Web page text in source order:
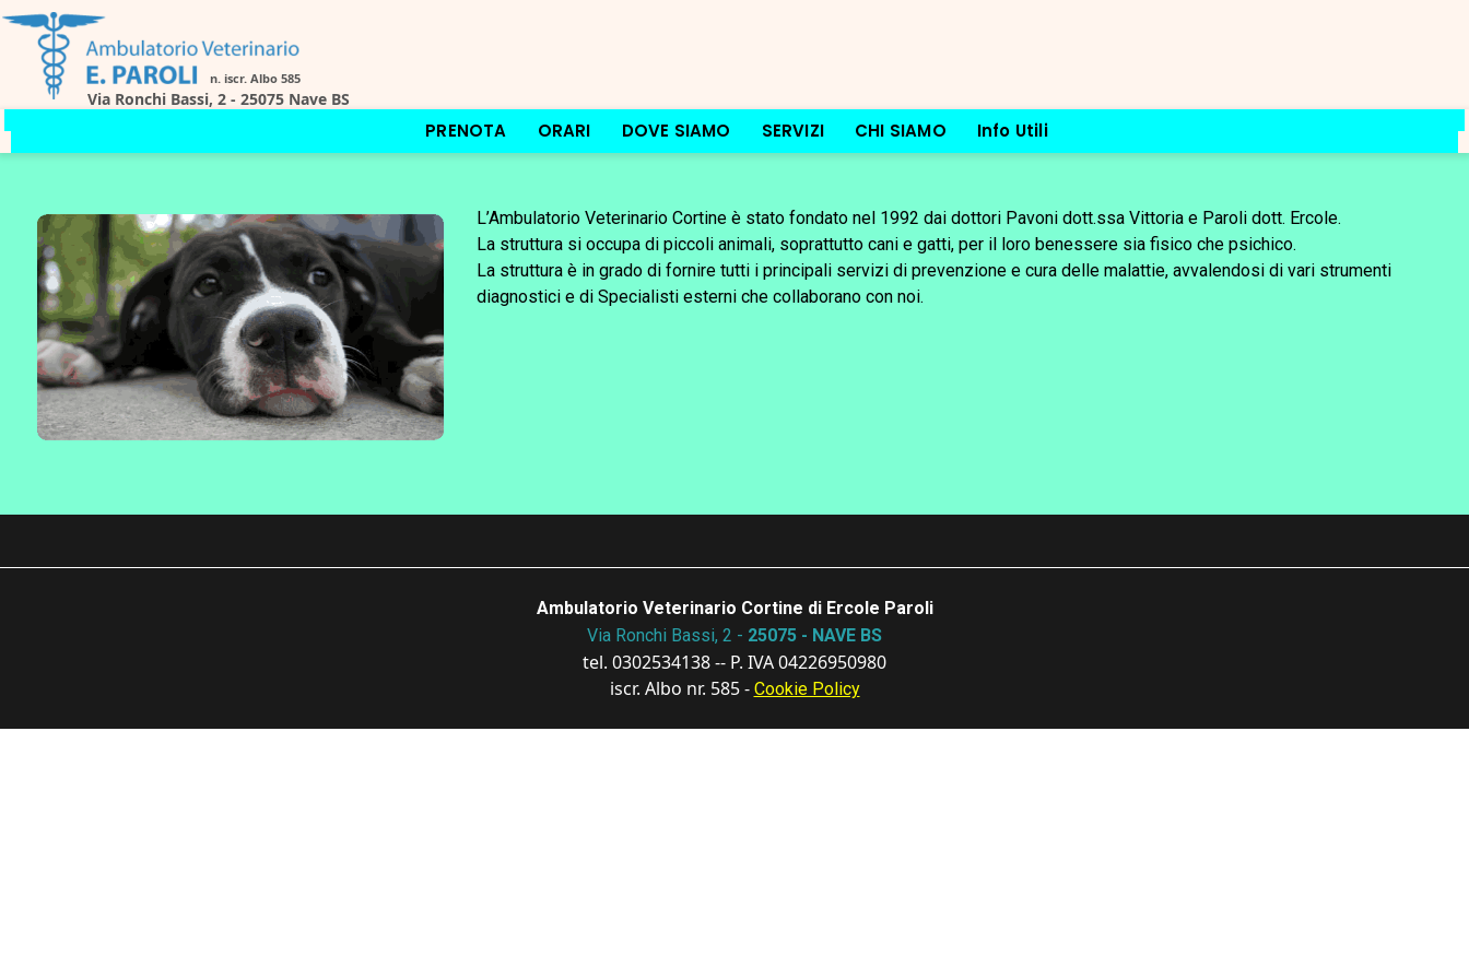
PRENOTA ORARI DOVE SIAMO SERVIZI CHI SIAMO Info Utili
L’Ambulatorio Veterinario Cortine è stato fondato nel 1992 dai dottori Pavoni dott.ssa Vittoria e Paroli dott. Ercole.
La struttura si occupa di piccoli animali, soprattutto cani e gatti, per il loro benessere sia fisico che psichico.
La struttura è in grado di fornire tutti i principali servizi di prevenzione e cura delle malattie, avvalendosi di vari strumenti
diagnostici e di Specialisti esterni che collaborano con noi.
Ambulatorio Veterinario Cortine di Ercole Paroli
Via Ronchi Bassi, 2 - 25075 - NAVE BS
tel. 0302534138 -- P. IVA 04226950980
iscr. Albo nr. 585 - Cookie Policy